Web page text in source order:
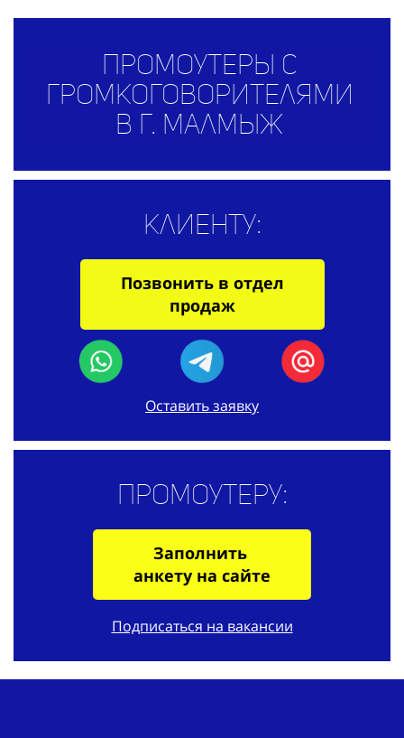
Промоутеры с
громкоговорителями
в г. Малмыж
Клиенту:
Позвонить в отдел
продаж
Оставить заявку
Промоутеру:
Заполнить
анкету на сайте
Подписаться на вакансии